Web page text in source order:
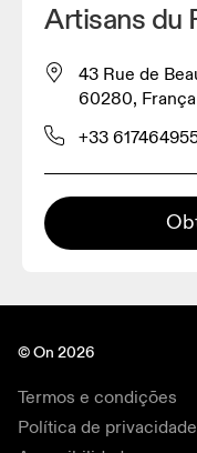
Artisans du
43 Rue de
60280, França
+33
© On 2026
Termos e condições
Política de privacidade